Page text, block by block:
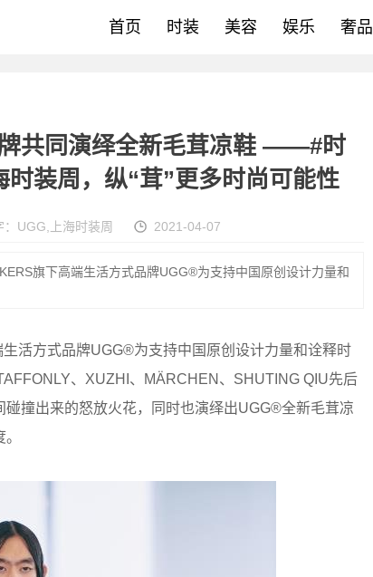
首页 时装 美容 娱乐 奢品
共同演绎全新毛茸凉鞋 ——#时
装周，纵“茸”更多时尚可能性
UGG 上海时装周 2021-04-07
旗下高端生活方式品牌UGG®为支持中国原创设计力量和
活方式品牌UGG®为支持中国原创设计力量和诠释时
、XUZHI、MÄRCHEN、SHUTING QIU先后
撞出来的怒放火花，同时也演绎出UGG®全新毛茸凉